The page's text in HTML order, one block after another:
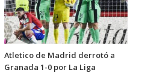
Atletico de Madrid derrotó a
Granada 1-0 por La Liga